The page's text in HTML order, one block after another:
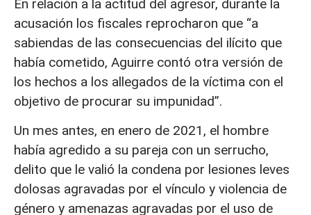
En relación a la actitud del agresor, durante la
acusación los fiscales reprocharon que “a
sabiendas de las consecuencias del ilícito que
había cometido, Aguirre contó otra versión de
los hechos a los allegados de la víctima con el
objetivo de procurar su impunidad”.
Un mes antes, en enero de 2021, el hombre
había agredido a su pareja con un serrucho,
delito que le valió la condena por lesiones leves
dolosas agravadas por el vínculo y violencia de
género y amenazas agravadas por el uso de